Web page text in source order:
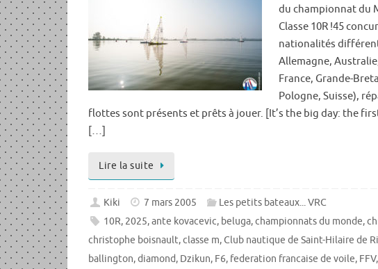
du championnat du
Classe 10R !45
nationalités
Allemagne,
France, Grande-
Pologne, Suisse),
flottes sont présents et prêts à jouer. [It’s the big day: the
[…]
Lire la suite
Kiki 7 mars 2005
Les petits bateaux... VRC
10R, 2025,ante kovacevic, beluga,championnats du monde,
christophe boisnault,classe m,Club nautique de Saint-Hilaire de
ballington,diamond, Dzikun, F6, federation francaise de voile, FFV,